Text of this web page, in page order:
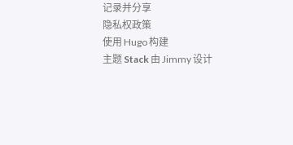
记录并分享
隐私权政策
使用 Hugo构建
主题 Stack 由 Jimmy设计